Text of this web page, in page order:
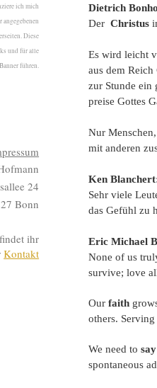
Dietrich
Der Christus
Es wird leicht
aus dem
zur Stunde ein
preise Gottes
Nur
mit anderen
Ken
Sehr viele
das Gefühl zu
Eric Michael
None of us
survive; love
Ourfaith
others.
We need to
spontaneous
ich mich
Diese
und für alle
führen.
24
Bonn
ihr
Kontakt